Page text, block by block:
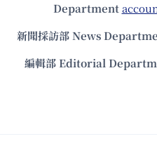
Department
新聞採訪部 News
編輯部 Editorial